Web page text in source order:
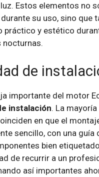
Estos elementos no
su uso, sino que
práctico y estético
nocturnas.
de
importante del motor
instalación. La
en que el
sencillo, con una guía
bien
de recurrir a un
así importantes